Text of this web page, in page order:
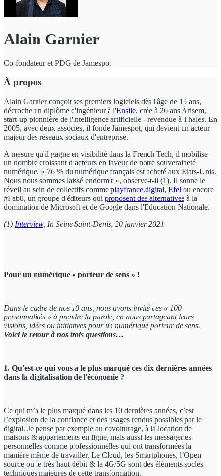
Alain Garnier
Co-fondateur et PDG de Jamespot
À propos
Alain Garnier conçoit ses premiers logiciels dès l'âge de 15 ans,
décroche un diplôme d'ingénieur à l'Ensiie, crée à 26 ans Arisem,
start-up pionnière de l'intelligence artificielle - revendue à Thales. En
2005, avec deux associés, il fonde Jamespot, qui devient un acteur
majeur des réseaux sociaux d'entreprise.
A mesure qu'il gagne en visibilité dans la French Tech, il mobilise
un nombre croissant d’acteurs en faveur de notre souveraineté
numérique. « 76 % du numérique français est acheté aux Etats-Unis.
Nous nous sommes laissé endormir », observe-t-il (1). Il sonne le
réveil au sein de collectifs comme playfrance.digital, Efel ou encore
#Fab8, un groupe d'éditeurs qui proposent des alternatives à la
domination de Microsoft et de Google dans l'Education Nationale.
(1) Interview, In Seine Saint-Denis, 20 janvier 2021
Pour un numérique « porteur de sens » !
Dans le cadre de nos 10 ans , nous avons invité ces « 100
personnalités » à prendre la parole, en nous partageant leurs
visions, idées ou initiatives pour un numérique porteur de sens.
Voici le retour à nos trois questions…
1. Qu'est-ce qui vous a le plus marqué ces dix dernières années
dans la digitalisation de l'économie ?
Ce qui m’a le plus marqué dans les 10 dernières années, c’est
l’explosion de la confiance et des usages rendus possibles par le
digital. Je pense par exemple au covoiturage, à la location de
maisons & appartements en ligne, mais aussi les messageries
personnelles comme professionnelles qui ont transformées la
manière même de travailler. Le Cloud, les Smartphones, l’Open
source ou le très haut-débit & la 4G/5G sont des éléments socles
techniques majeures de cette transformation.